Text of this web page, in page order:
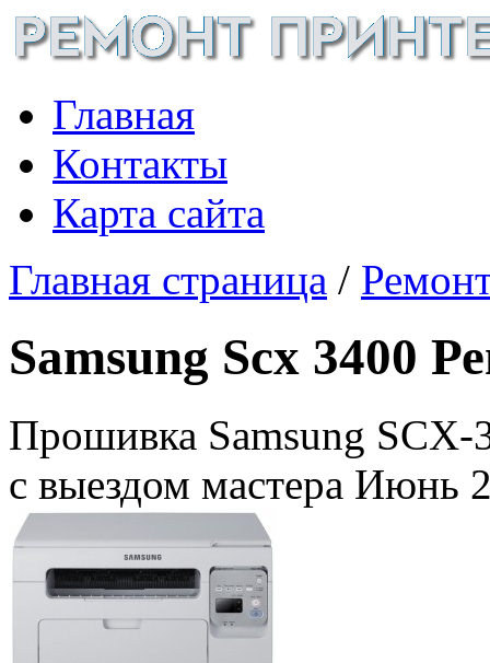
Главная
Контакты
Карта сайта
Главная страница /
Samsung Scx 3400
Прошивка Samsung SCX-
с выездом мастера Июнь